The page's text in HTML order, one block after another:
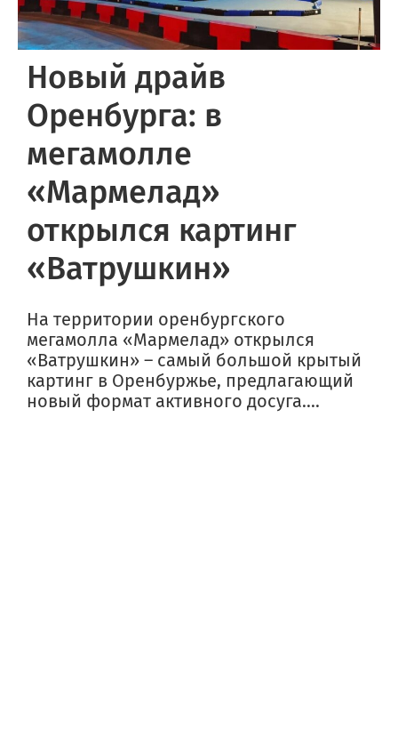
Новый драйв
Оренбурга: в
мегамолле
«Мармелад»
открылся картинг
«Ватрушкин»
На территории оренбургского
мегамолла «Мармелад» открылся
«Ватрушкин» – самый большой крытый
картинг в Оренбуржье, предлагающий
новый формат активного досуга....